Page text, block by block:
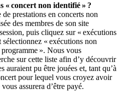
« concert non identifié » ?
prestations en concerts non
des membres de son site
puis cliquez sur « exécutions
« exécutions non
». Nous vous
sur cette liste afin d’y découvrir
auraient pu être jouées et, tant qu’à
pour lequel vous croyez avoir
assurera d’être payé.